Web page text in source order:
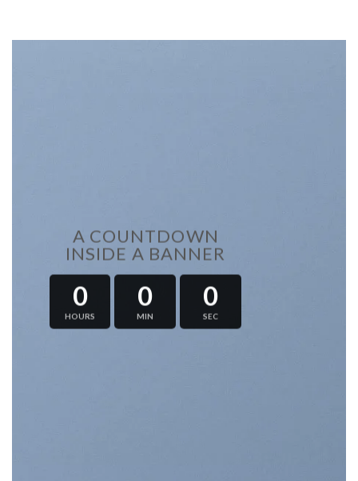
A COUNTDOWN
INSIDE A BANNER
0
HOURS
0
MIN
0
SEC